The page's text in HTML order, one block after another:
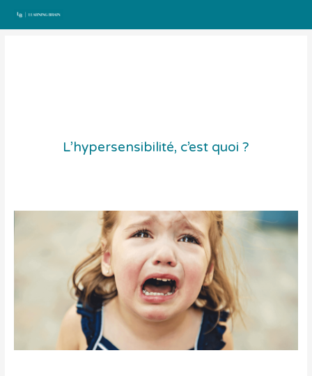
L’hypersensibilité, c’est quoi ?